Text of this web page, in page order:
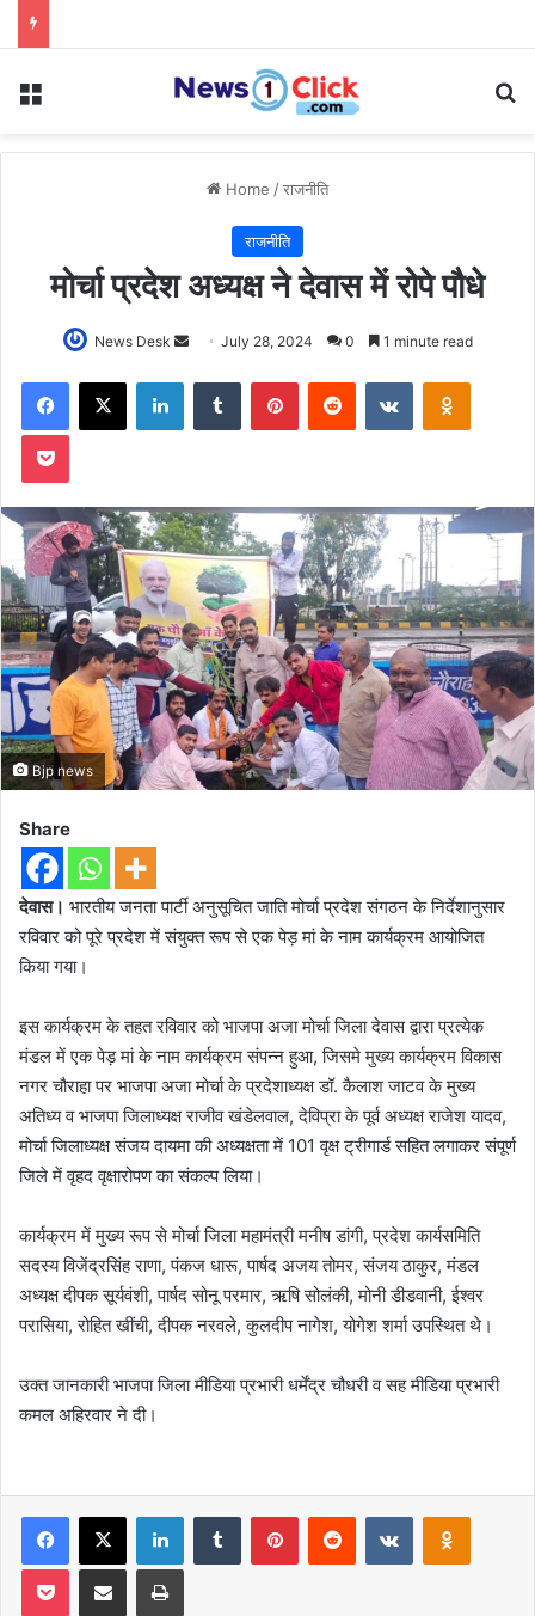
Menu
Home /राजनीति
राजनीति
मोर्चा प्रदेश अध्यक्ष ने देवास में रोपे पौधे
News Desk
Send
email
July 28, 2024 0 1 minute read
Facebook
X LinkedInTumblr PinterestReddit VKontakte
Pocket
Bjp news
Share
देवास। भारतीय जनता पार्टी अनुसूचित जाति मोर्चा प्रदेश संगठन के निर्देशानुसार
रविवार को पूरे प्रदेश में संयुक्त रूप से एक पेड़ मां के नाम कार्यक्रम आयोजित
किया गया।
इस कार्यक्रम के तहत रविवार को भाजपा अजा मोर्चा जिला देवास द्वारा प्रत्येक
मंडल में एक पेड़ मां के नाम कार्यक्रम संपन्न हुआ, जिसमे मुख्य कार्यक्रम विकास
नगर चौराहा पर भाजपा अजा मोर्चा के प्रदेशाध्यक्ष डॉ. कैलाश जाटव के मुख्य
अतिध्य व भाजपा जिलाध्यक्ष राजीव खंडेलवाल, देविप्रा के पूर्व अध्यक्ष राजेश यादव,
मोर्चा जिलाध्यक्ष संजय दायमा की अध्यक्षता में 101 वृक्ष ट्रीगार्ड सहित लगाकर संपूर्ण
जिले में वृहद वृक्षारोपण का संकल्प लिया।
कार्यक्रम में मुख्य रूप से मोर्चा जिला महामंत्री मनीष डांगी, प्रदेश कार्यसमिति
सदस्य विजेंद्रसिंह राणा, पंकज धारू, पार्षद अजय तोमर, संजय ठाकुर, मंडल
अध्यक्ष दीपक सूर्यवंशी, पार्षद सोनू परमार, ऋषि सोलंकी, मोनी डीडवानी, ईश्वर
परासिया, रोहित खींची, दीपक नरवले, कुलदीप नागेश, योगेश शर्मा उपस्थित थे।
उक्त जानकारी भाजपा जिला मीडिया प्रभारी धर्मेंद्र चौधरी व सह मीडिया प्रभारी
कमल अहिरवार ने दी।
Facebook
X LinkedInTumblr PinterestReddit VKontakte
Pocket Share via Email Print